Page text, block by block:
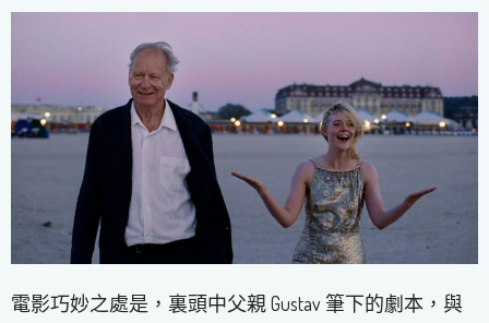
電影巧妙之處是，裏頭中父親 Gustav 筆下的劇本，與